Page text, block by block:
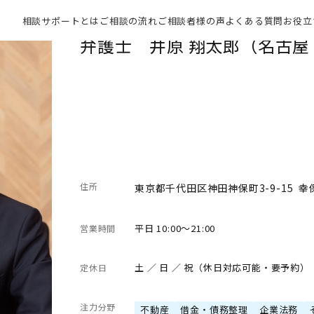
相談サポートとは ご相談の流れご相談者様の声よくある質問お役
弁護士 井原 翔太郎（名古屋
住所 東京都千代田区神田神保町3-9-15 幸
営業時間 平日 10:00～21:00
定休日 土 ／ 日 ／ 祝（休日対応可能・要予約）
注力分野 不動産 借金・債務整理 企業法務